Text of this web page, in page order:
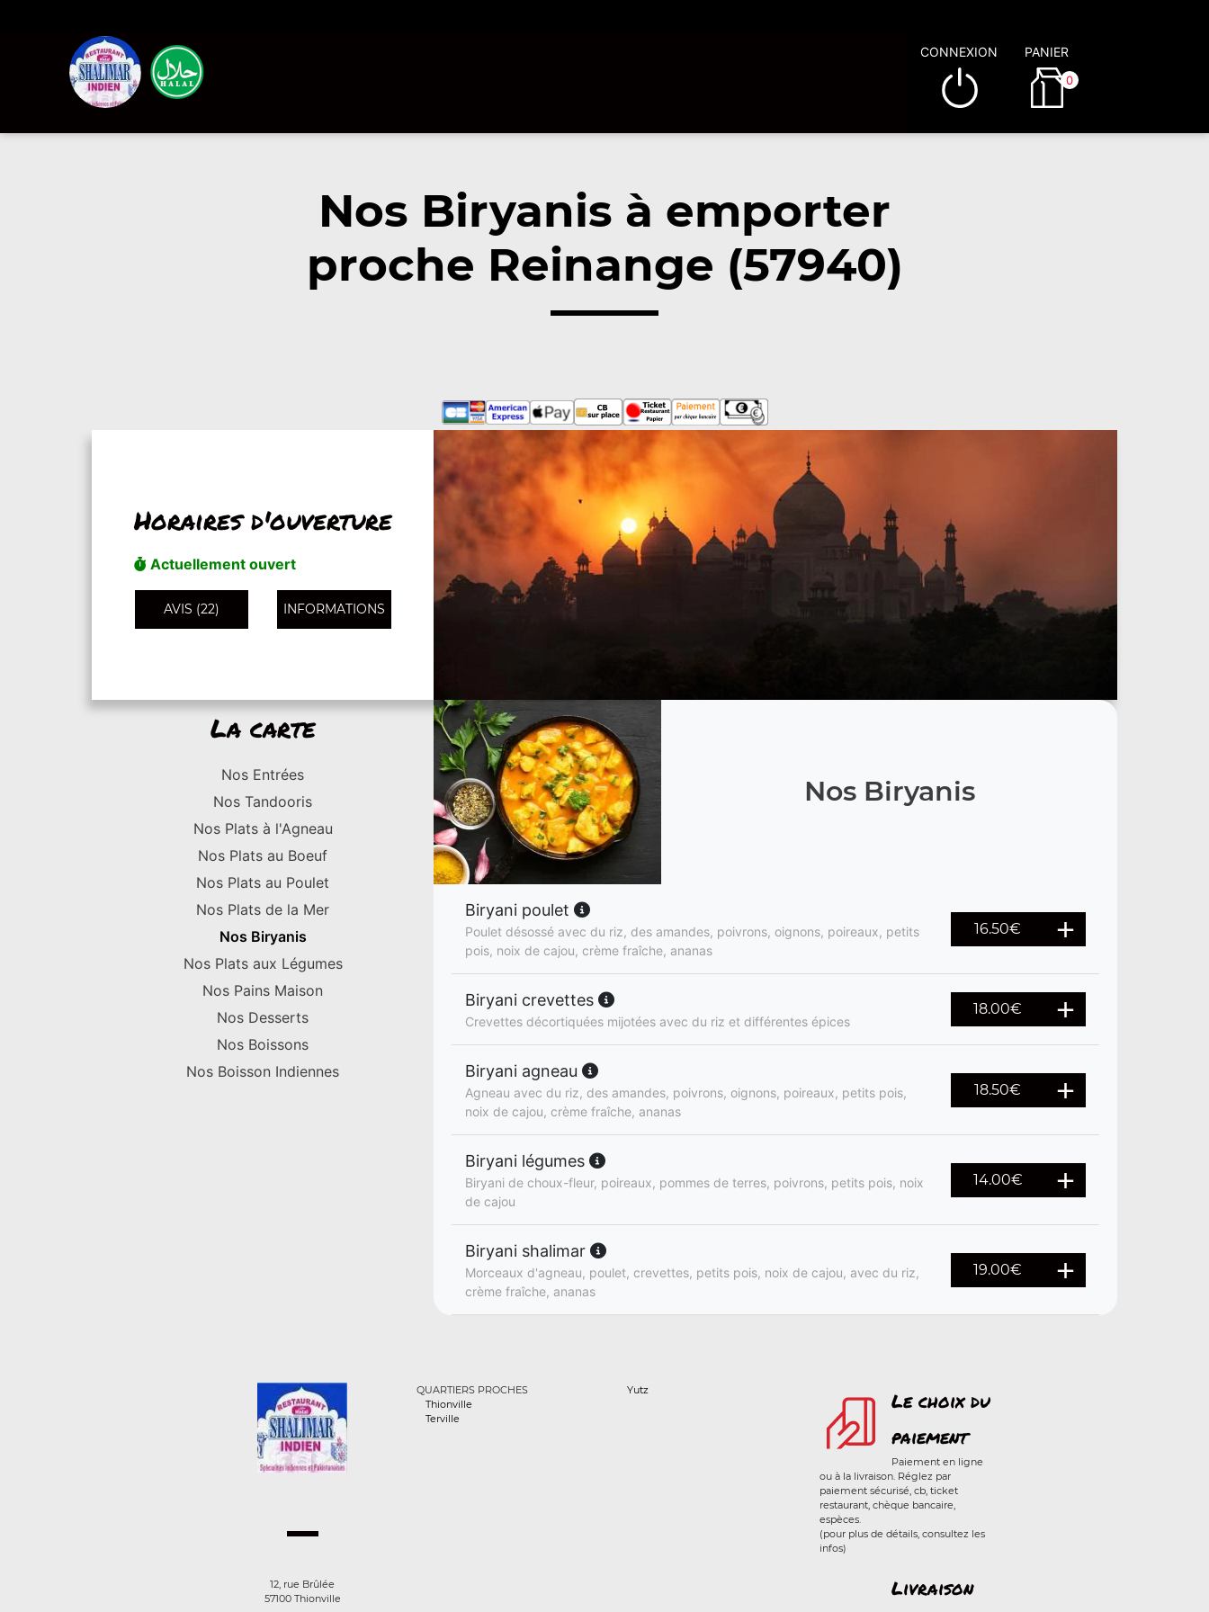
CONNEXION PANIER
0
Nos Biryanis à emporter
proche Reinange (57940)
Horaires d'ouverture
Actuellement ouvert
AVIS (22) INFORMATIONS
La carte
Nos Entrées
Nos Tandooris
Nos Plats à l'Agneau
Nos Plats au Boeuf
Nos Plats au Poulet
Nos Plats de la Mer
Nos Biryanis
Nos Plats aux Légumes
Nos Pains Maison
Nos Desserts
Nos Boissons
Nos Boisson Indiennes
Nos Biryanis
Biryani poulet
Poulet désossé avec du riz, des amandes, poivrons, oignons, poireaux, petits
pois, noix de cajou, crème fraîche, ananas
16.50€
Biryani crevettes
Crevettes décortiquées mijotées avec du riz et différentes épices
18.00€
Biryani agneau
Agneau avec du riz, des amandes, poivrons, oignons, poireaux, petits pois,
noix de cajou, crème fraîche, ananas
18.50€
Biryani légumes
Biryani de choux-fleur, poireaux, pommes de terres, poivrons, petits pois, noix
de cajou
14.00€
Biryani shalimar
Morceaux d'agneau, poulet, crevettes, petits pois, noix de cajou, avec du riz,
crème fraîche, ananas
19.00€
12, rue Brûlée
57100 Thionville
QUARTIERS PROCHES
Thionville
Terville
Yutz
Le choix du
paiement
Paiement en ligne
ou à la livraison. Réglez par
paiement sécurisé, cb, ticket
restaurant, chèque bancaire,
espèces.
(pour plus de détails, consultez les
infos)
Livraison